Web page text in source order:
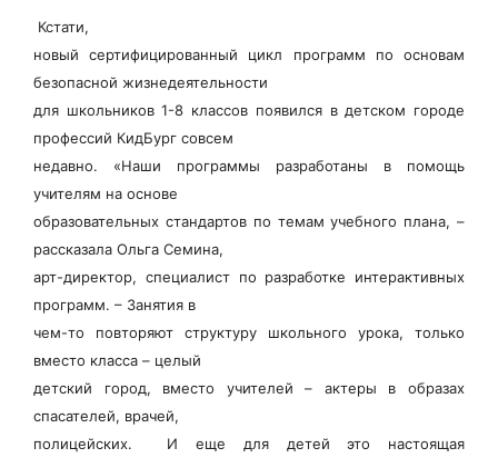
Кстати,
новый сертифицированный цикл программ по основам
безопасной жизнедеятельности
для школьников 1-8 классов появился в детском городе
профессий КидБург совсем
недавно. «Наши программы разработаны в помощь
учителям на основе
образовательных стандартов по темам учебного плана, –
рассказала Ольга Семина,
арт-директор, специалист по разработке интерактивных
программ. – Занятия в
чем-то повторяют структуру школьного урока, только
вместо класса – целый
детский город, вместо учителей – актеры в образах
спасателей, врачей,
полицейских. И еще для детей это настоящая